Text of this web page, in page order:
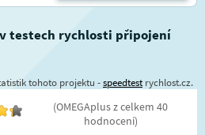
testech rychlosti připojení
tohoto projektu -speedtestrychlost.cz.
(OMEGAplusz celkem 40
hodnocení)